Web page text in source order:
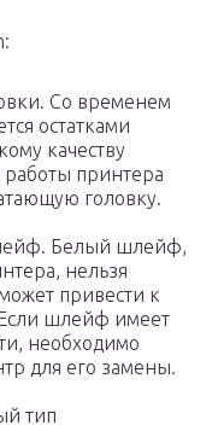
Со временем
остатками
качеству
работы принтера
головку.
Белый шлейф,
нельзя
привести к
Если шлейф имеет
необходимо
для его замены.
тип